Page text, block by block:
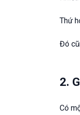
Thứ
Đó
2.
Có